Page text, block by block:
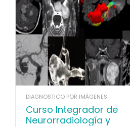
DIAGNOSTICO POR IMÁGENES
Curso Integrador de
Neurorradiología y